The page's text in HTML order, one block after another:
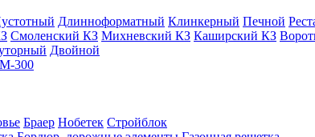
Длинноформатный Клинкерный Печной
Смоленский КЗ Михневский КЗ Каширский КЗ
Двойной
М-300
Браер Нобетек Стройблок